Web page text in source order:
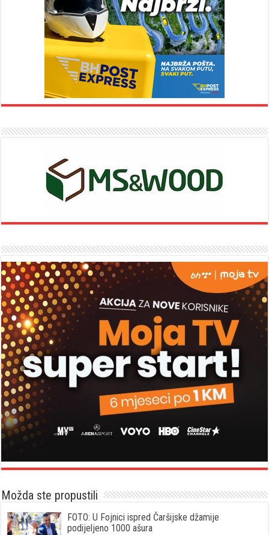
Možda ste propustili
FOTO: U Fojnici ispred Čaršijske džamije
podijeljeno 1000 ašura